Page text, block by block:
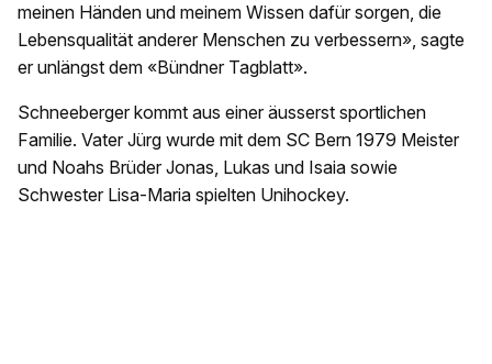
meinen Händen und meinem Wissen dafür sorgen, die
Lebensqualität anderer Menschen zu verbessern», sagte
er unlängst dem «Bündner Tagblatt».
Schneeberger kommt aus einer äusserst sportlichen
Familie. Vater Jürg wurde mit dem SC Bern 1979 Meister
und Noahs Brüder Jonas, Lukas und Isaia sowie
Schwester Lisa-Maria spielten Unihockey.